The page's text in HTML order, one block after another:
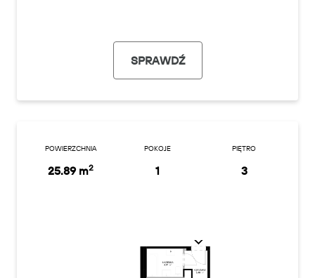
SPRAWDŹ
POWIERZCHNIA
25.89 m2
POKOJE
1
PIĘTRO
3